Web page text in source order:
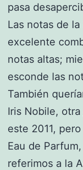
pasa
Las notas de
excelente
notas altas;
esconde las
También
Iris Nobile, otra
este 2011,
Eau de
referimos a la